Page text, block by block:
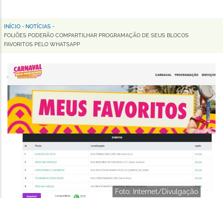
Horizonte
Trilha
de
navegação
INÍCIO - NOTÍCIAS -
FOLIÕES PODERÃO COMPARTILHAR PROGRAMAÇÃO DE SEUS BLOCOS
FAVORITOS PELO WHATSAPP
Foto: Internet/Divulgação